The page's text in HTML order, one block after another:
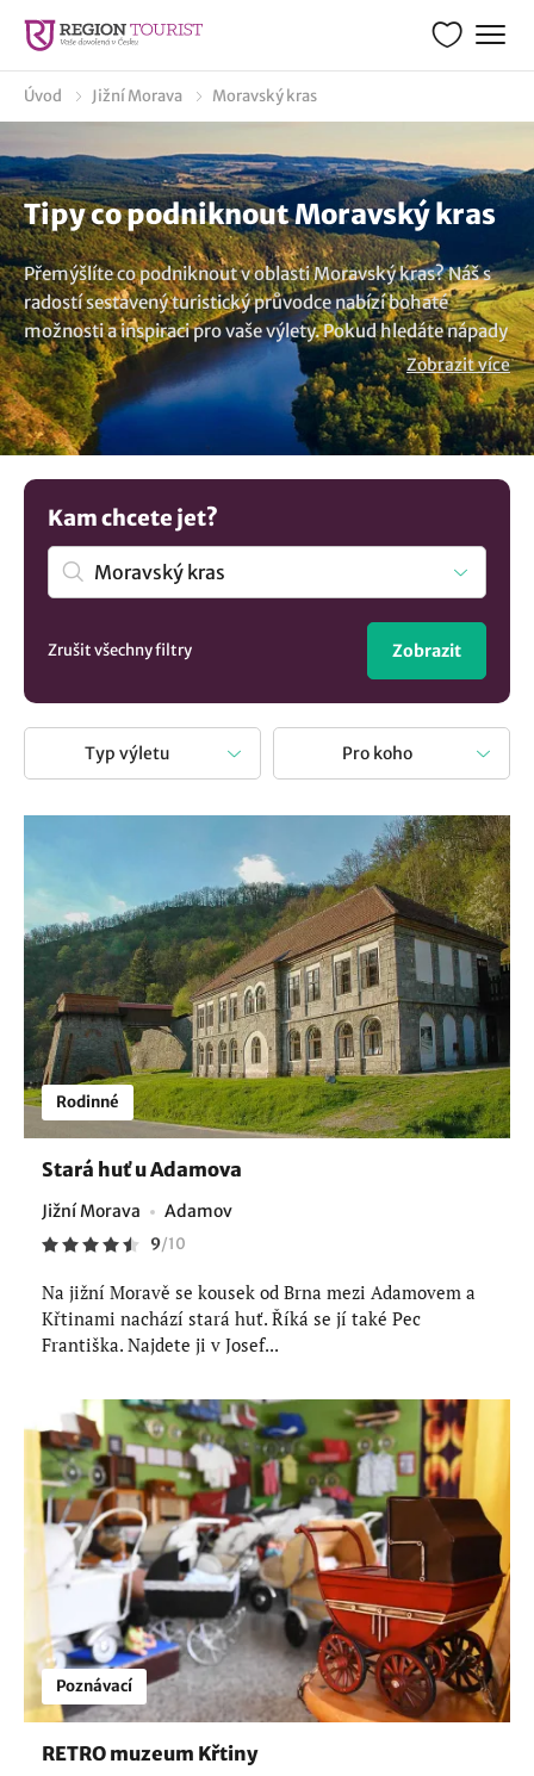
Úvod Jižní Morava Moravský kras
Tipy co podniknout Moravský kras
Přemýšlíte co podniknout v oblasti Moravský kras? Náš s
radostí sestavený turistický průvodce nabízí bohaté
možnosti a inspiraci pro vaše výlety. Pokud hledáte nápady
co dělat a místa co navštívit, máme pro vás to pravé. Ať už
vás láká objevování historických památek, návštěva
muzeí, procházky v přírodě, zábavné či sportovní aktivity,
Moravský kras je místem se spoustou možností. Ukážeme
vám známá, méně známá i neznámá místa, které stojí za
to navštívit. Ponořte se do našeho výběru a naplánujte si
váš výlet. S námi získáte přehled o tom, jaké turistické cíle
a zajímavosti tato oblast nabízí. Pokud si nejste jisti, kam
se vydat a co vidět, u nás najdete potřebnou inspiraci kudy
z nudy a kam vyrazit na výlet. A zde je pár rychlých tipů:
Lom Šošůvka,Muzeum Horní Smržov
Duchova
. A pokud hledáte více možností, podívejte se i
do širšího okolí v regionu Jižní Morava a kraji
Jihomoravský kraj.
Zobrazit více
Kam chcete jet?
Zrušit všechny filtry Zobrazit
Typ výletu Pro koho
Rodinné
Stará huť u Adamova
Jižní Morava Adamov
9/10
Na jižní Moravě se kousek od Brna mezi Adamovem a
Křtinami nachází stará huť. Říká se jí také Pec
Františka. Najdete ji v Josef...
Poznávací
RETRO muzeum Křtiny